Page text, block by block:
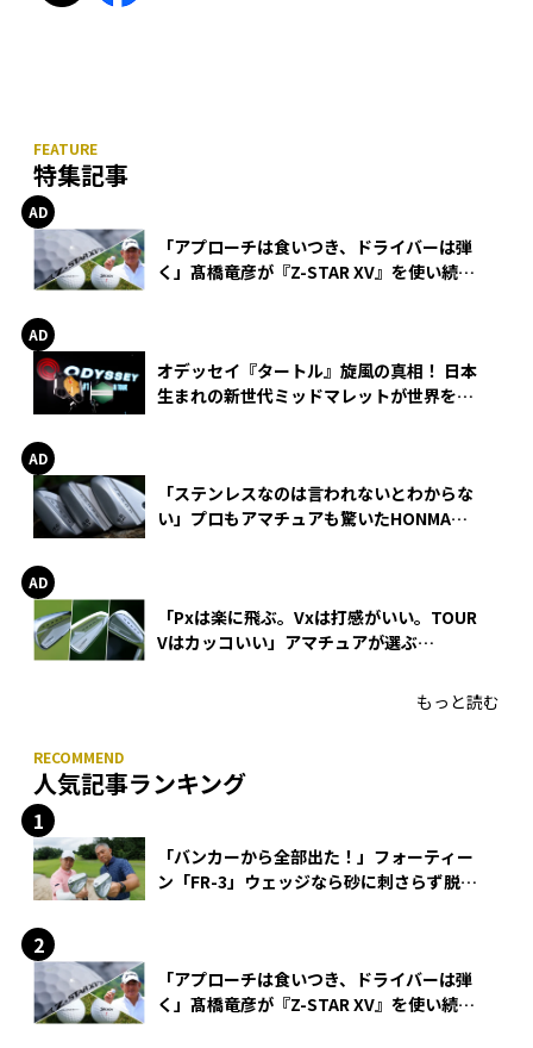
特集記事
「アプローチは食いつき、ドライバーは弾
く」髙橋竜彦が『Z-STAR XV』を使い続け
オデッセイ『タートル』旋風の真相！ 日本
生まれの新世代ミッドマレットが世界を席
「ステンレスなのは言われないとわからな
い」プロもアマチュアも驚いたHONMA
「Pxは楽に飛ぶ。Vxは打感がいい。TOUR
Vはカッコいい」アマチュアが選ぶ
もっと読む
人気記事ランキング
「バンカーから全部出た！」フォーティー
ン「FR-3」ウェッジなら砂に刺さらず脱出
「アプローチは食いつき、ドライバーは弾
く」髙橋竜彦が『Z-STAR XV』を使い続け